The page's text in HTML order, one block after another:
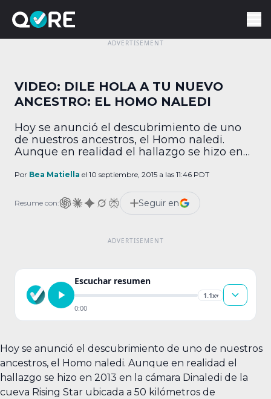
VIDEO: DILE HOLA A TU NUEVO
ANCESTRO: EL HOMO NALEDI
Hoy se anunció el descubrimiento de uno
de nuestros ancestros, el Homo naledi.
Aunque en realidad el hallazgo se hizo en
Rising Star ubicada a 50 kilómetros de
Estrella en sotho, el idioma local de ese
lugar de Sudáfrica). La investigación fue
Por Bea Matiella el 10 septiembre, 2015 a las 11:46 PDT
Resume con: Seguir en
Escuchar resumen
1.1x▾
0:00
Hoy se anunció el descubrimiento de uno de nuestros
ancestros, el Homo naledi. Aunque en realidad el
hallazgo se hizo en 2013 en la cámara Dinaledi de la
cueva Rising Star ubicada a 50 kilómetros de